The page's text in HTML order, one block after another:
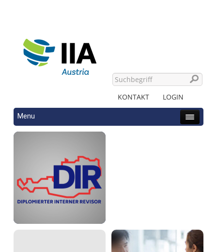
KONTAKT LOGIN
Menu
undefined